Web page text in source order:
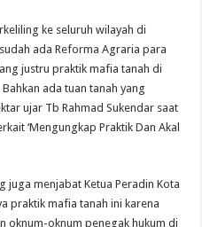
ke seluruh wilayah di
ada Reforma Agraria para
justru praktik mafia tanah di
ada tuan tanah yang
ujar Tb Rahmad Sukendar saat
‘Mengungkap Praktik Dan Akal
juga menjabat Ketua Peradin Kota
praktik mafia tanah ini karena
oknum-oknum penegak hukum di